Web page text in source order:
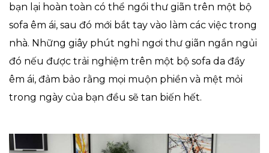
bạn lại hoàn toàn có thể ngồi thư giãn trên một bộ
sofa êm ái, sau đó mới bắt tay vào làm các việc trong
nhà. Những giây phút nghỉ ngơi thư giãn ngắn ngủi
đó nếu được trải nghiệm trên một bộ sofa da đầy
êm ái, đảm bảo rằng mọi muộn phiền và mệt mỏi
trong ngày của bạn đều sẽ tan biến hết.